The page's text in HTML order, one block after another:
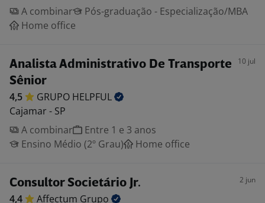
A combinar
Pós-graduação - Especialização/MBA
Home office
Analista Administrativo De Transporte
Sênior
10 jul
4,5 GRUPO HELPFUL
Cajamar - SP
A combinar
Entre 1 e 3 anos
Ensino Médio (2º Grau)
Home office
Consultor Societário Jr. 2 jun
4,4 Affectum Grupo